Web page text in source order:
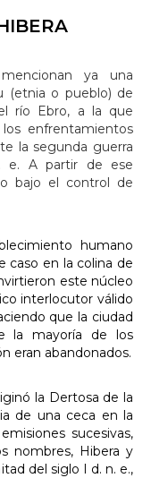
ya una
(etnia o pueblo) de
río Ebro, a la que
enfrentamientos
la segunda guerra
e. A partir de ese
bajo el control de
humano
caso en la colina de
este núcleo
interlocutor válido
que la ciudad
la mayoría de los
eran abandonados.
la Dertosa de la
de una ceca en la
sucesivas,
nombres, Hibera y
del siglo I d. n. e.,